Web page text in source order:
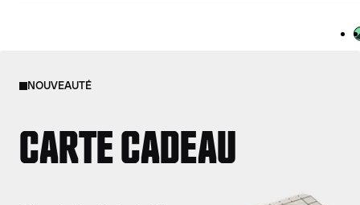
NOUVEAUTÉ
CARTE CADEAU